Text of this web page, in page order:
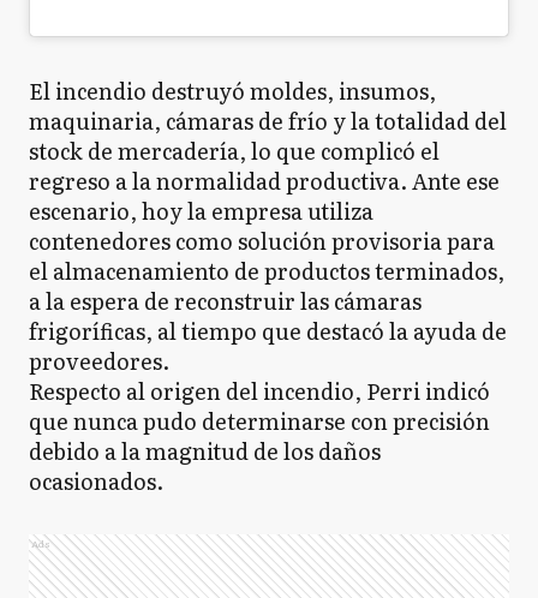
El incendio destruyó moldes, insumos,
maquinaria, cámaras de frío y la totalidad del
stock de mercadería, lo que complicó el
regreso a la normalidad productiva. Ante ese
escenario, hoy la empresa utiliza
contenedores como solución provisoria para
el almacenamiento de productos terminados,
a la espera de reconstruir las cámaras
frigoríficas, al tiempo que destacó la ayuda de
proveedores.
Respecto al origen del incendio, Perri indicó
que nunca pudo determinarse con precisión
debido a la magnitud de los daños
ocasionados.
Ads